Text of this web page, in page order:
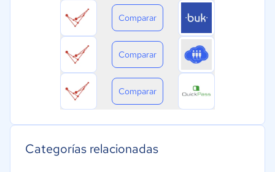
Comparar
Comparar
Comparar
Categorías relacionadas